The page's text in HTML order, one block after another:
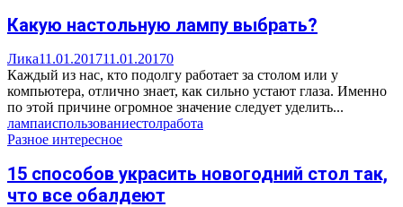
Какую настольную лампу выбрать?
Лика11.01.201711.01.20170
Каждый из нас, кто подолгу работает за столом или у
компьютера, отлично знает, как сильно устают глаза. Именно
по этой причине огромное значение следует уделить...
лампаиспользованиестолработа
Разное интересное
15 способов украсить новогодний стол так,
что все обалдеют